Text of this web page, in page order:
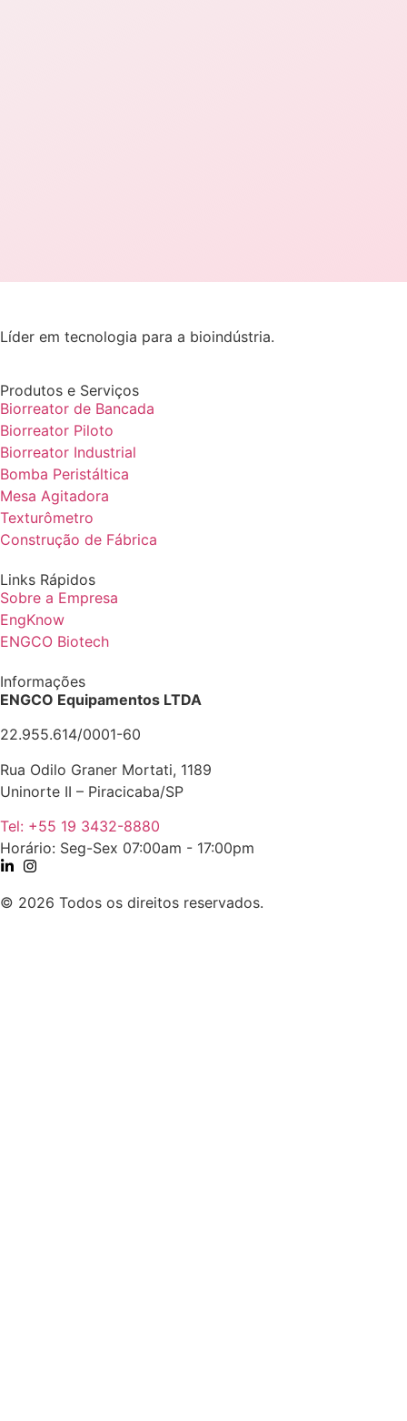
Líder em tecnologia para a bioindústria.
Produtos e Serviços
Biorreator de Bancada
Biorreator Piloto
Biorreator Industrial
Bomba Peristáltica
Mesa Agitadora
Texturômetro
Construção de Fábrica
Links Rápidos
Sobre a Empresa
EngKnow
ENGCO Biotech
Informações
ENGCO Equipamentos LTDA
22.955.614/0001-60
Rua Odilo Graner Mortati, 1189
Uninorte II – Piracicaba/SP
Tel: +55 19 3432-8880
Horário: Seg-Sex 07:00am - 17:00pm
© 2026 Todos os direitos reservados.